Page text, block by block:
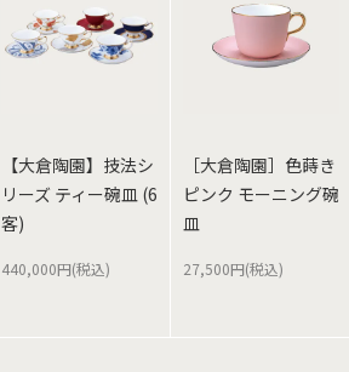
【大倉陶園】技法シ
リーズ ティー碗皿 (6
客)
440,000円(税込)
［大倉陶園］色蒔き
ピンク モーニング碗
皿
27,500円(税込)